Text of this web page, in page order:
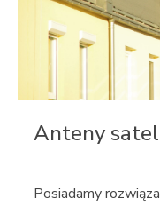
Anteny
Posiadamy